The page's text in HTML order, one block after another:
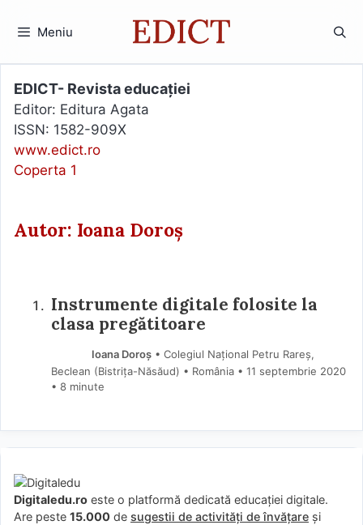
Meniu
EDICT- Revista educației
Editor: Editura Agata
ISSN: 1582-909X
www.edict.ro
Coperta 1
Autor: Ioana Doroș
Instrumente digitale folosite la
clasa pregătitoare
Ioana Doroș• Colegiul Național Petru Rareș,
Beclean (Bistriţa-Năsăud) • România
11 septembrie 2020
• 8 minute
Digitaledu.ro este o platformă dedicată educației digitale.
Are peste 15.000 de sugestii de activități de învățare și